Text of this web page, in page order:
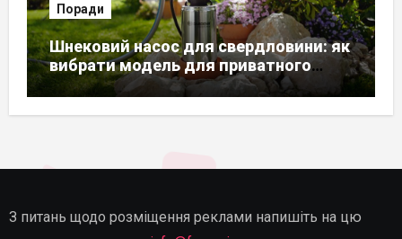
Поради
Шнековий насос для свердловини: як
вибрати модель для приватного
будинку
З питань щодо розміщення реклами напишіть на цю